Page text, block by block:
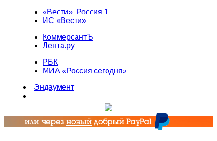
«Вести», Россия 1
ИС «Вести»
КоммерсантЪ
Лента.ру
РБК
МИА «Россия сегодня»
Эндаумент